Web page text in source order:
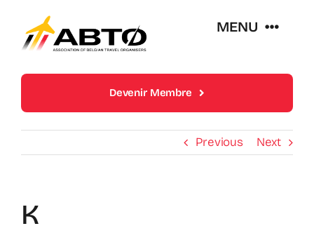
content
MENU
Over Abto
Op Reis Zonder Zorgen
Trends En Evoluties Van De Reissector
Devenir Membre
Previous Next
K